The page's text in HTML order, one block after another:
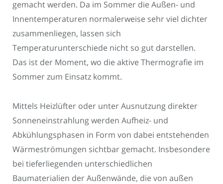
gemacht werden. Da im Sommer die Außen- und
Innentemperaturen normalerweise sehr viel dichter
zusammenliegen, lassen sich
Temperaturunterschiede nicht so gut darstellen.
Das ist der Moment, wo die aktive Thermografie im
Sommer zum Einsatz kommt.
Mittels Heizlüfter oder unter Ausnutzung direkter
Sonneneinstrahlung werden Aufheiz- und
Abkühlungsphasen in Form von dabei entstehenden
Wärmeströmungen sichtbar gemacht. Insbesondere
bei tieferliegenden unterschiedlichen
Baumaterialien der Außenwände, die von außen